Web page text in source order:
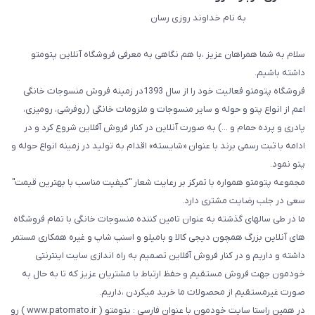
به نام خداوند روزی رسان
سلام به شما همراهان عزیز ،با هم نگاهی به معرفی فروشگاه آنلاین پتومتو
داشته باشیم.
فروشگاه پتومتو فعالیت خود را از سال 1393در زمینه فروش منسوجات خانگی
اعم از انواع پتو و حوله و سایر منسوجات و ملزومات خانگی (روفرشی، رومیزی،
پادری و پرده حمام و ...) به صورت آنلاین در کنار فروش آفلاین شروع کرد و در
ادامه با ثبت رسمی برند با عنوان «شایسته» اقدام به تولید در زمینه انواع حوله و
پتو نمود.
مجموعه پتومتو همواره با تمرکز بر رعایت شعار "کیفیت مناسب با بهترین قیمت"
سعی در جلب رضایت مشتری دارد.
ما در طی سالهای گذشته به عنوان تامین کننده منسوجات خانگی با تمام فروشگاه
های آنلاین بزرگ همچون دیجی کالا و بامیلو و اسنپ شاپ و غیره همکاری مستمر
داشته و داریم و در کنار فروش آفلاین تصمیم به راه اندازی سایت اینترنتی
خودمون جهت فروش مستقیم و حفظ ارتباط با مشتریان عزیز که تا به حال به
صورت غیرمستقیم از محصولات ما خرید میکردن ،داریم.
در همین راستا سایت خودمون با عنوان فارسی : پتومتو ( www.patomato.ir ) رو